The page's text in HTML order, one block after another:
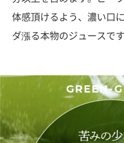
体感頂けるよう、濃い口
ダ漲る本物のジュースです